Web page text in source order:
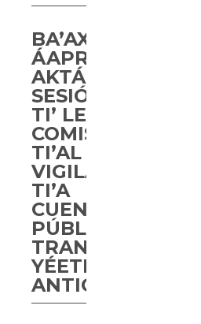
BA’AX
AKTÁAN
SESIÓN
TI’ LE
COMISIÓN
TI’AL
VIGILANCIA
TI’A
CUENTA
PÚBLICA,
TRANSPARENCIA
YÉETEL